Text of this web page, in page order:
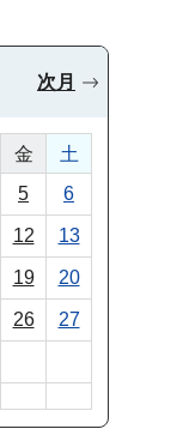
次月
金
土
5 6
12 13
19 20
26 27